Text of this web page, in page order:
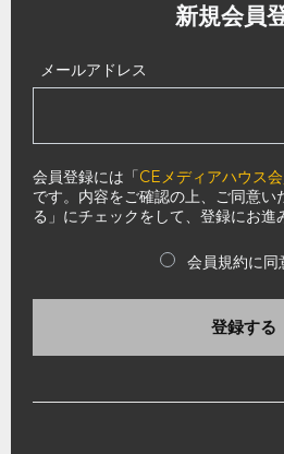
新規会員
メールアドレス
会員登録には「CEメディアハウス
です。内容をご確認の上、ご同意い
る」にチェックをして、登録にお進
会員規約に同
登録する